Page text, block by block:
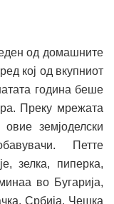
од домашните
кој од вкупниот
година беше
Преку мрежата
земјоделски
Петте
зелка, пиперка,
во Бугарија,
Србија, Чешка